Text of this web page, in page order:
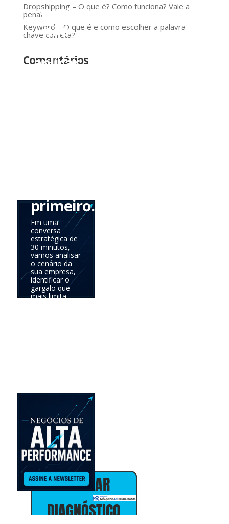
Dropshipping – O que é? Como funciona? Vale a
pena?
Keyword – O que é e como escolher a palavra-
chave correta?
Comentários
Você
não
aplicar
primeiro.
Em uma
conversa
estratégica de
30 minutos,
vamos analisar
o cenário da
sua empresa,
identificar o
gargalo que
mais limita
minutos • sem
Alex Almeida
Presidente
30+ anos em
marketing,
vendas e
estratégia de
negócios
AGENDAR
DIAGNÓSTICO